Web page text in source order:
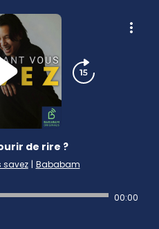
de rire ?
savez | Bababam
00:00